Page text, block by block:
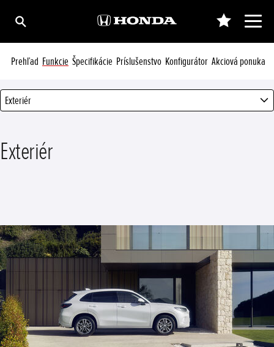
Prehľad Funkcie Špecifikácie Príslušenstvo Konfigurátor Akciová ponuka
Exteriér
Exteriér